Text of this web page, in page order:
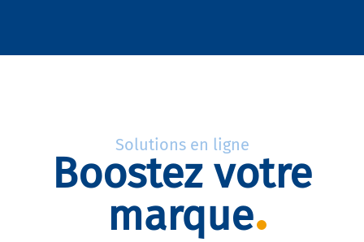
Solutions en ligne
Boostez votre
marque